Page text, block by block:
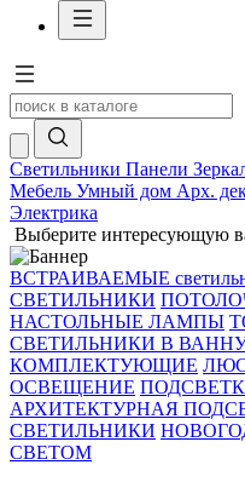
Светильники Панели
Мебель Умный дом Арх.
Электрика
Выберите интересующую
ВСТРАИВАЕМЫЕ
СВЕТИЛЬНИКИ
НАСТОЛЬНЫЕ ЛАМПЫ
СВЕТИЛЬНИКИ В
КОМПЛЕКТУЮЩИЕ
ОСВЕЩЕНИЕ
АРХИТЕКТУРНАЯ
СВЕТИЛЬНИКИ
СВЕТОМ